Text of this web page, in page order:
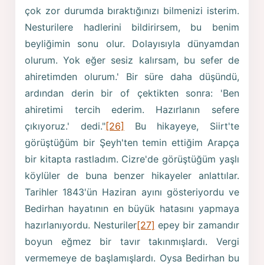
çok zor durumda bıraktığınızı bilmenizi isterim.
Nesturilere hadlerini bildirirsem, bu benim
beyliğimin sonu olur. Dolayısıyla dünyamdan
olurum. Yok eğer sesiz kalırsam, bu sefer de
ahiretimden olurum.' Bir süre daha düşündü,
ardından derin bir of çektikten sonra: 'Ben
ahiretimi tercih ederim. Hazırlanın sefere
çıkıyoruz.' dedi."[26]
Bu hikayeye, Siirt'te
görüştüğüm bir Şeyh'ten temin ettiğim Arapça
bir kitapta rastladım. Cizre'de görüştüğüm yaşlı
köylüler de buna benzer hikayeler anlattılar.
Tarihler 1843'ün Haziran ayını gösteriyordu ve
Bedirhan hayatının en büyük hatasını yapmaya
hazırlanıyordu. Nesturiler[27] epey bir zamandır
boyun eğmez bir tavır takınmışlardı. Vergi
vermemeye de başlamışlardı. Oysa Bedirhan bu